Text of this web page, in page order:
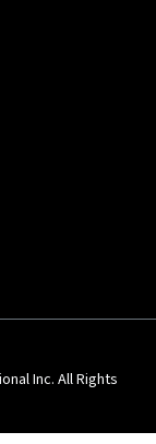
Inc. All Rights